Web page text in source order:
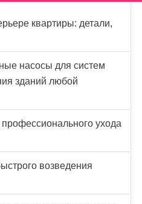
квартиры: детали,
насосы для систем
зданий любой
ухода
возведения